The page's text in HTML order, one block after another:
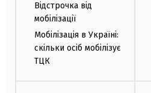
Відстрочка від
мобілізації
Мобілізація в Україні:
скільки осіб мобілізує
ТЦК